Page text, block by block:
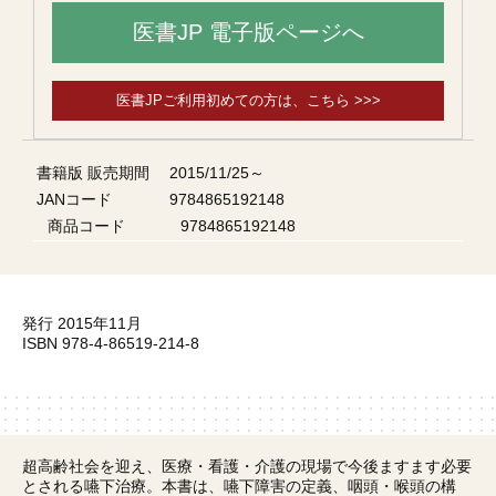
医書JP 電子版ページへ
医書JPご利用初めての方は、こちら >>>
書籍版 販売期間
2015/11/25～
JANコード
9784865192148
商品コード
9784865192148
発行 2015年11月
ISBN 978-4-86519-214-8
超高齢社会を迎え、医療・看護・介護の現場で今後ますます必要
とされる嚥下治療。本書は、嚥下障害の定義、咽頭・喉頭の構